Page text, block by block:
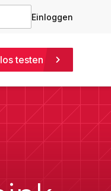
Einloggen
testen